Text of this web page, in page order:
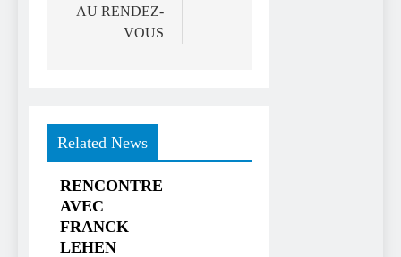
AU RENDEZ-
VOUS
Related News
RENCONTRE
AVEC
FRANCK
LEHEN